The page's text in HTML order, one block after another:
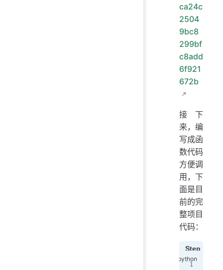
ca24c
2504
9bc8
299bf
c8add
6f921
672b
接下
来，编
写成函
数代码
方便调
用，下
面是目
前的完
整项目
代码：
Step 1